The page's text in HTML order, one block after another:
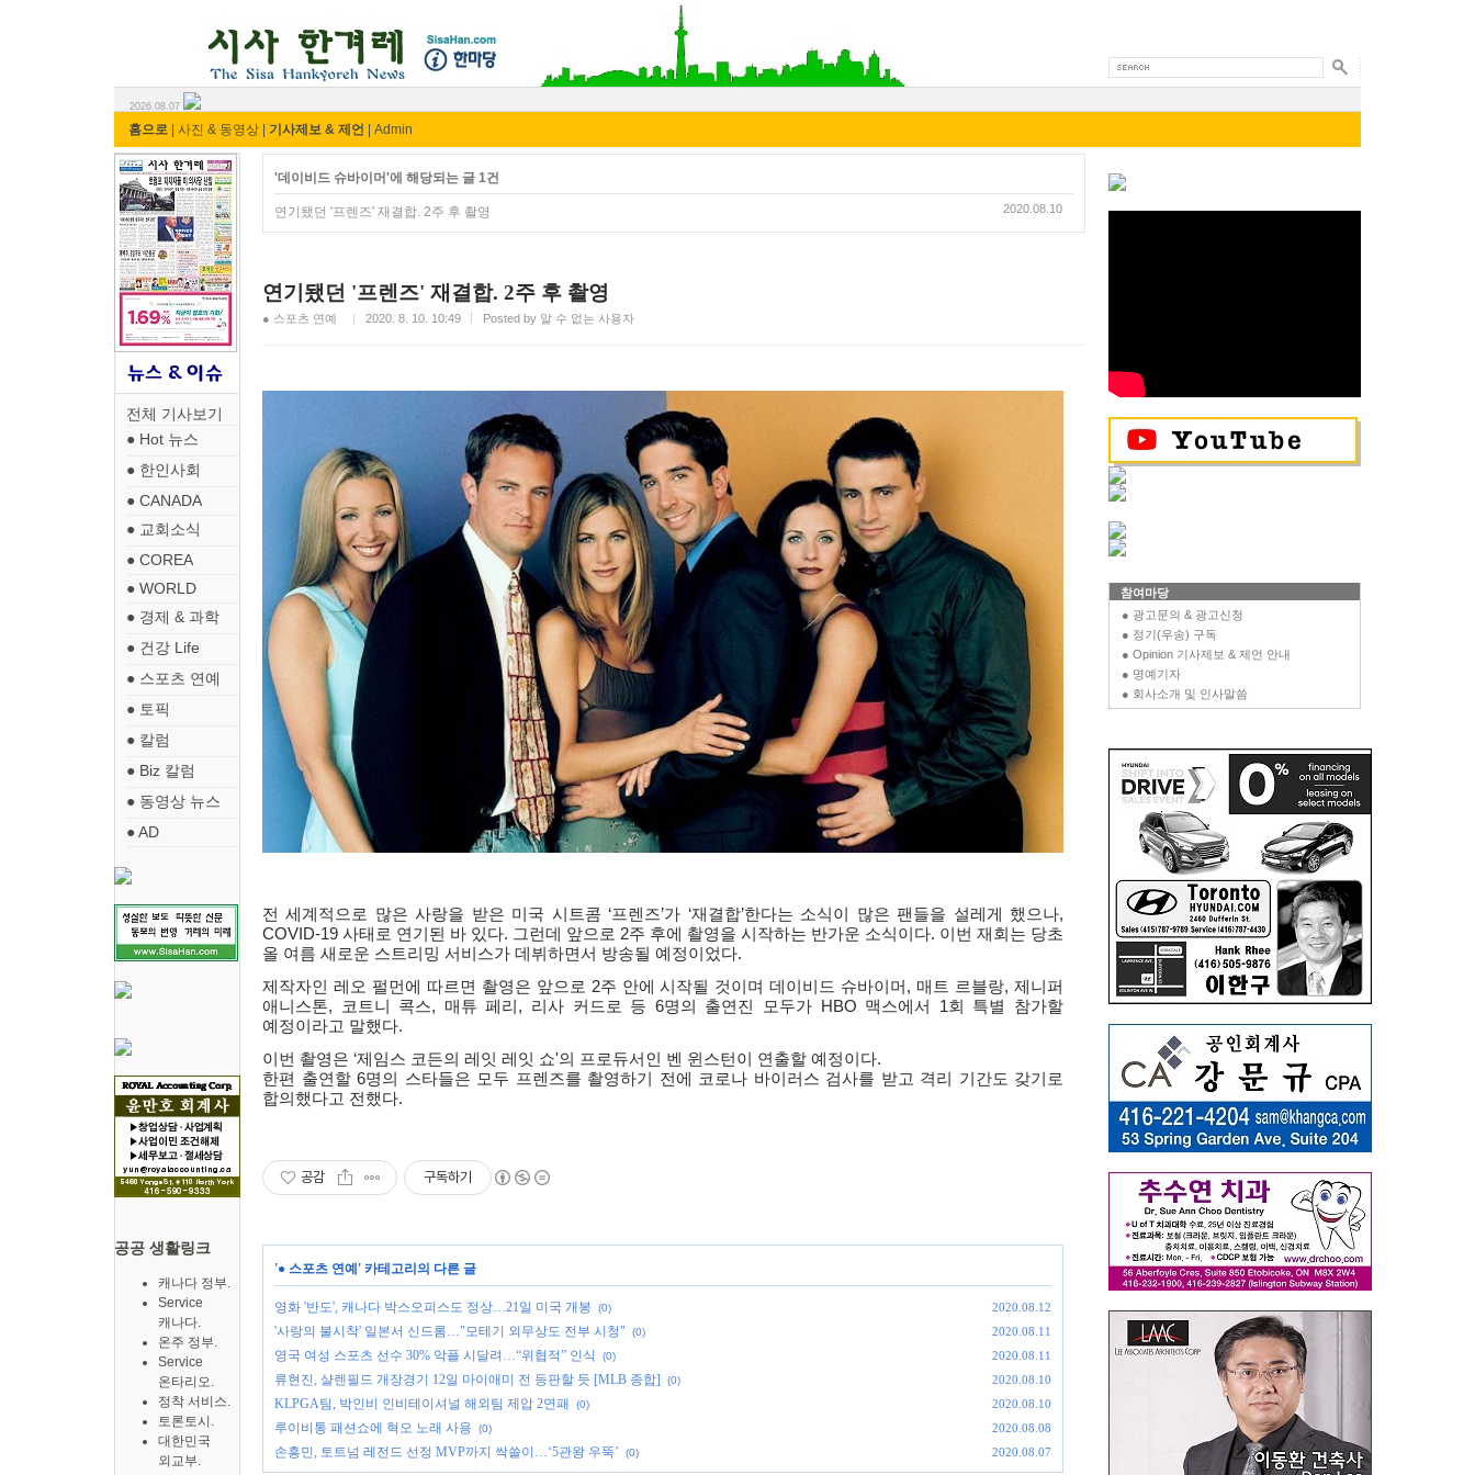
2026.08.07
홈으로 사진 & 동영상 기사제보 & 제언 Admin
전체 기사보기
● Hot 뉴스
● 한인사회
● CANADA
● 교회소식
● COREA
● WORLD
● 경제 & 과학
● 건강 Life
● 스포츠 연예
● 토픽
● 칼럼
● Biz 칼럼
● 동영상 뉴스
● AD
공공 생활링크
캐나다 정부.
Service
캐나다.
온주 정부.
Service
온타리오.
정착 서비스.
토론토시.
대한민국
외교부.
'데이비드 슈바이머'에 해당되는 글 1건
2020.08.10
연기됐던 '프렌즈' 재결합. 2주 후 촬영
연기됐던 '프렌즈' 재결합. 2주 후 촬영
● 스포츠 연예 2020. 8. 10. 10:49 Posted by 알 수 없는 사용자
전 세계적으로 많은 사랑을 받은 미국 시트콤 ‘프렌즈’가 ‘재결합’한다는 소식이 많은 팬들을 설레게 했으나,
COVID-19 사태로 연기된 바 있다. 그런데 앞으로 2주 후에 촬영을 시작하는 반가운 소식이다. 이번 재회는 당초
올 여름 새로운 스트리밍 서비스가 데뷔하면서 방송될 예정이었다.
제작자인 레오 펄먼에 따르면 촬영은 앞으로 2주 안에 시작될 것이며 데이비드 슈바이머 ,매트 르블랑,제니퍼
애니스톤, 코트니 콕스, 매튜 페리 , 리사 커드로 등 6명의 출연진 모두가 HBO 맥스에서 1회 특별 참가할
예정이라고 말했다.
이번 촬영은 ‘제임스 코든의 레잇 레잇 쇼'의 프로듀서인 벤 윈스턴이 연출할 예정이다.
한편 출연할 6명의 스타들은 모두 프렌즈를 촬영하기 전에 코로나 바이러스 검사를 받고 격리 기간도 갖기로
합의했다고 전했다.
공감 구독하기
'● 스포츠 연예 ' 카테고리의 다른 글
영화 '반도', 캐나다 박스오피스도 정상…21일 미국 개봉 (0) 2020.08.12
'사랑의 불시착' 일본서 신드롬…"모테기 외무상도 전부 시청" (0) 2020.08.11
영국 여성 스포츠 선수 30% 악플 시달려…“위협적” 인식 (0) 2020.08.11
류현진, 샬렌필드 개장경기 12일 마이애미 전 등판할 듯 [MLB 종합] (0) 2020.08.10
KLPGA팀, 박인비 인비테이셔널 해외팀 제압 2연패 (0) 2020.08.10
루이비통 패션쇼에 혁오 노래 사용 (0) 2020.08.08
손흥민, 토트넘 레전드 선정 MVP까지 싹쓸이…‘5관왕 우뚝’ (0) 2020.08.07
참여마당
● 광고문의 & 광고신청
● 정기(우송) 구독
● Opinion 기사제보 & 제언 안내
● 명예기자
● 회사소개 및 인사말씀